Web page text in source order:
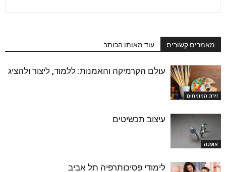
מאמרים קשורים עוד מאותו הכותב
זירת המומחים
עולם הקרמיקה והאמנות: ללמוד, ליצור ולהציג
אופנה
עיצוב תכשיטים
לימודי פסיכותרפיה תל אביב